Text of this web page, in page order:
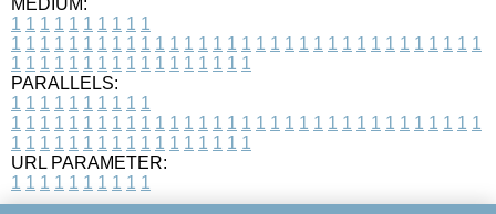
1 1 1 1 1 1 1 1 1 1
1 1 1 1 1 1 1 1 1 1 1 1 1 1 1 1 1 1 1 1 1 1 1 1 1 1 1 1 1 1 1 1 1
1 1 1 1 1 1 1 1 1 1 1 1 1 1 1 1 1
PARALLELS:
1 1 1 1 1 1 1 1 1 1
1 1 1 1 1 1 1 1 1 1 1 1 1 1 1 1 1 1 1 1 1 1 1 1 1 1 1 1 1 1 1 1 1
1 1 1 1 1 1 1 1 1 1 1 1 1 1 1 1 1
URL PARAMETER:
1 1 1 1 1 1 1 1 1 1